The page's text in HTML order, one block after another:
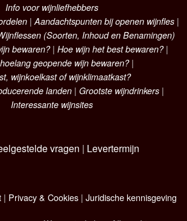
Info voor wijnliefhebbers
| Aandachtspunten bij openen wijnfles |
(Soorten, Inhoud en Benamingen)
bewaren?| Hoe wijn het best bewaren?|
geopende wijn bewaren?|
wijnkoelkast of wijnklimaatkast?
landen | Grootste wijndrinkers |
Interessante wijnsites
vragen | Levertermijn
| Privacy & Cookies| Juridische kennisgeving